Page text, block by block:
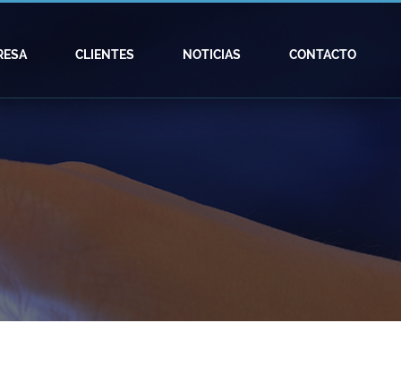
CLIENTES NOTICIAS CONTACTO